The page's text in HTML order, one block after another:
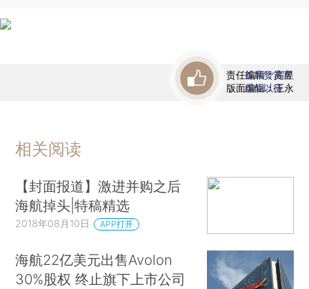
责任编辑：高昱
版面编辑：王永
首席赞赏官
虚位以待
相关阅读
【封面报道】激进并购之后
海航掉头|特稿精选
2018年08月10日 APP打开
海航22亿美元出售Avolon
30%股权 终止旗下上市公司